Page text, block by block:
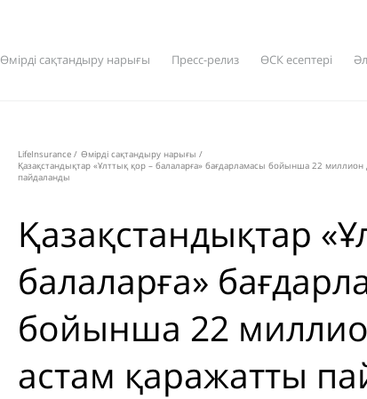
Өмірді сақтандыру нарығы Пресс-релиз ӨСК есептері
LifeInsurance / Өмірді сақтандыру нарығы /
Қазақстандықтар «Ұлттық қор – балаларға» бағдарламасы бойынша 22 миллион
пайдаланды
Қазақстандықтар
балаларға»
бойынша 22
астам қаражатты